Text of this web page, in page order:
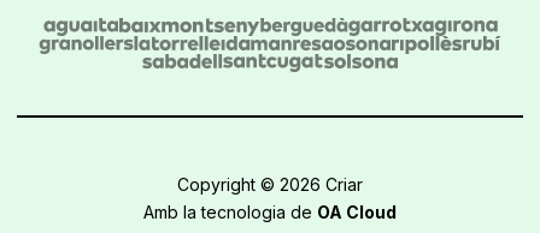
Copyright © 2026 Criar
Amb la tecnologia de OA Cloud